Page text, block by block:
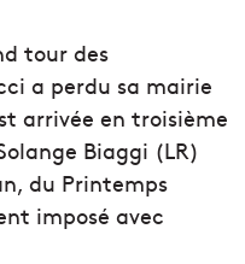
tour des
a perdu sa mairie
arrivée en troisième
Biaggi (LR)
du Printemps
imposé avec